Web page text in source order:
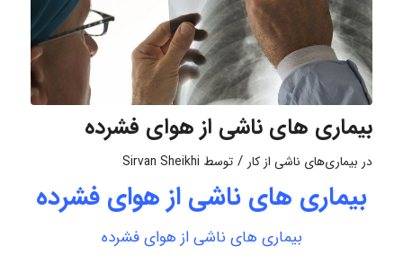
بیماری های ناشی از هوای فشرده
در بیماری‌های ناشی از کار / توسط Sirvan Sheikhi
بیماری های ناشی از هوای فشرده
بیماری های ناشی از هوای فشرده